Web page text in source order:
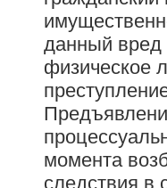
данный вред
физическое
момента
следствия в